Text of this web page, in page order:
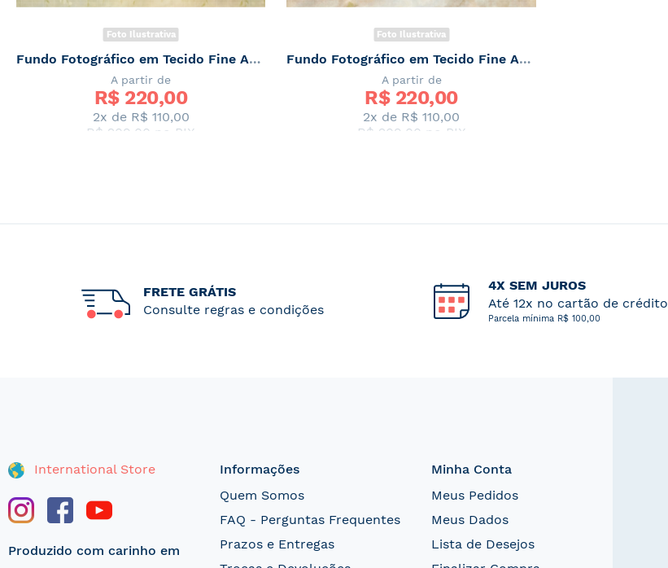
Foto Ilustrativa
Fundo Fotográfico em Tecido Fine Art Floral / Backdrop 7071
A partir de
R$ 220,00
2x de R$ 110,00
R$ 209,00 no PIX
Foto Ilustrativa
Fundo Fotográfico em Tecido Fine Art Floral / Backdrop 7063
A partir de
R$ 220,00
2x de R$ 110,00
R$ 209,00 no PIX
FRETE GRÁTIS
Consulte regras e condições
4X SEM JUROS
Até 12x no cartão de crédito
Parcela mínima R$ 100,00
International Store
Produzido com carinho em
Informações
Quem Somos
FAQ - Perguntas Frequentes
Prazos e Entregas
Minha Conta
Meus Pedidos
Meus Dados
Lista de Desejos